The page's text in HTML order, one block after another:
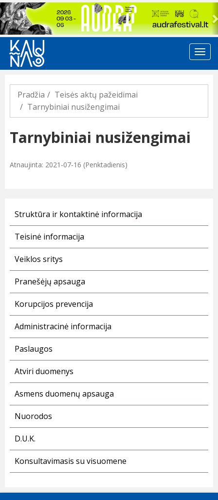
Previous
Pradžia
Teisės aktų pažeidimai
Tarnybiniai nusižengimai
Tarnybiniai nusižengimai
Atnaujinta: 2021-07-16 (Penktadienis)
Struktūra ir kontaktinė informacija
Teisinė informacija
Veiklos sritys
Pranešėjų apsauga
Korupcijos prevencija
Administracinė informacija
Paslaugos
Atviri duomenys
Asmens duomenų apsauga
Nuorodos
D.U.K.
Konsultavimasis su visuomene